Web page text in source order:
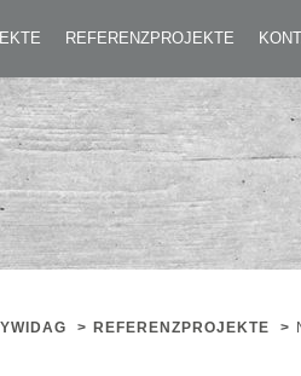
REFERENZPROJEKTE
> REFERENZPROJEKTE >